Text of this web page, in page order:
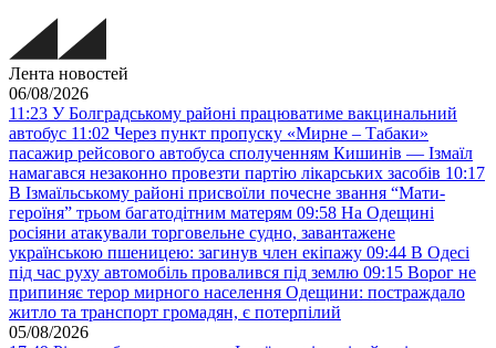
Лента новостей
06/08/2026
11:23 У Болградському районі працюватиме вакцинальний
автобус 11:02 Через пункт пропуску «Мирне – Табаки»
пасажир рейсового автобуса сполученням Кишинів — Ізмаїл
намагався незаконно провезти партію лікарських засобів 10:17
В Ізмаїльському районі присвоїли почесне звання “Мати-
героїня” трьом багатодітним матерям 09:58 На Одещині
росіяни атакували торговельне судно, завантажене
українською пшеницею: загинув член екіпажу 09:44 В Одесі
під час руху автомобіль провалився під землю 09:15 Ворог не
припиняє терор мирного населення Одещини: постраждало
житло та транспорт громадян, є потерпілий
05/08/2026